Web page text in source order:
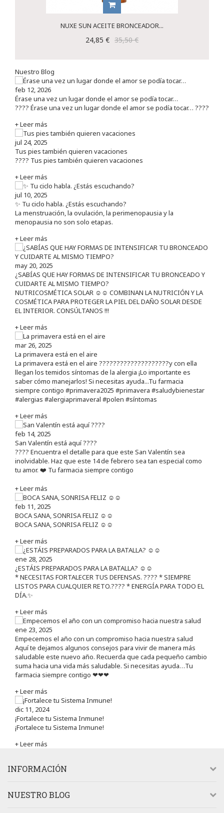
NUXE SUN ACEITE BRONCEADOR...
24,85 € 35,50 €
Nuestro Blog
feb 12, 2026
Érase una vez un lugar donde el amor se podía tocar…
???? Érase una vez un lugar donde el amor se podía tocar… ????
+ Leer más
jul 24, 2025
Tus pies también quieren vacaciones
???? Tus pies también quieren vacaciones
+ Leer más
jul 10, 2025
✨ Tu ciclo habla. ¿Estás escuchando?
La menstruación, la ovulación, la perimenopausia y la
menopausia no son solo etapas.
+ Leer más
may 20, 2025
¿SABÍAS QUE HAY FORMAS DE INTENSIFICAR TU BRONCEADO Y
CUIDARTE AL MISMO TIEMPO?
NUTRICOSMÉTICA SOLAR ☺️☺️ COMBINAN LA NUTRICIÓN Y LA
COSMÉTICA PARA PROTEGER LA PIEL DEL DAÑO SOLAR DESDE
EL INTERIOR. CONSÚLTANOS !!!
+ Leer más
mar 26, 2025
La primavera está en el aire
La primavera está en el aire ????????????????????y con ella
llegan los temidos síntomas de la alergia ¡Lo importante es
saber cómo manejarlos! Si necesitas ayuda...Tu farmacia
siempre contigo #primavera2025 #primavera #saludybienestar
#alergias #alergiaprimaveral #polen #síntomas
+ Leer más
feb 14, 2025
San Valentín está aquí ????
???? Encuentra el detalle para que este San Valentín sea
inolvidable. Haz que este 14 de febrero sea tan especial como
tu amor. ❤️ Tu farmacia siempre contigo
+ Leer más
feb 11, 2025
BOCA SANA, SONRISA FELIZ ☺️☺️
BOCA SANA, SONRISA FELIZ ☺️☺️
+ Leer más
ene 28, 2025
¿ESTÁIS PREPARADOS PARA LA BATALLA? ☺️☺️
* NECESITAS FORTALECER TUS DEFENSAS. ????️ * SIEMPRE
LISTOS PARA CUALQUIER RETO.???? * ENERGÍA PARA TODO EL
DÍA.✨
+ Leer más
ene 23, 2025
Empecemos el año con un compromiso hacia nuestra salud
Aquí te dejamos algunos consejos para vivir de manera más
saludable este nuevo año. Recuerda que cada pequeño cambio
suma hacia una vida más saludable. Si necesitas ayuda…Tu
farmacia siempre contigo ❤❤❤
+ Leer más
dic 11, 2024
¡Fortalece tu Sistema Inmune!
¡Fortalece tu Sistema Inmune!
+ Leer más
INFORMACIÓN
NUESTRO BLOG